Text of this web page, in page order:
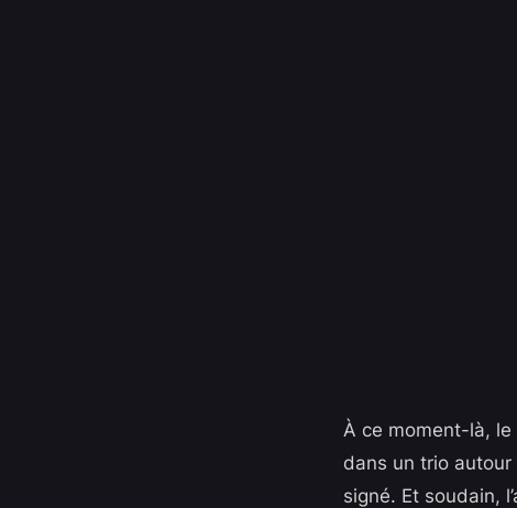
À ce moment-là, le
dans un trio
signé. Et soudain,